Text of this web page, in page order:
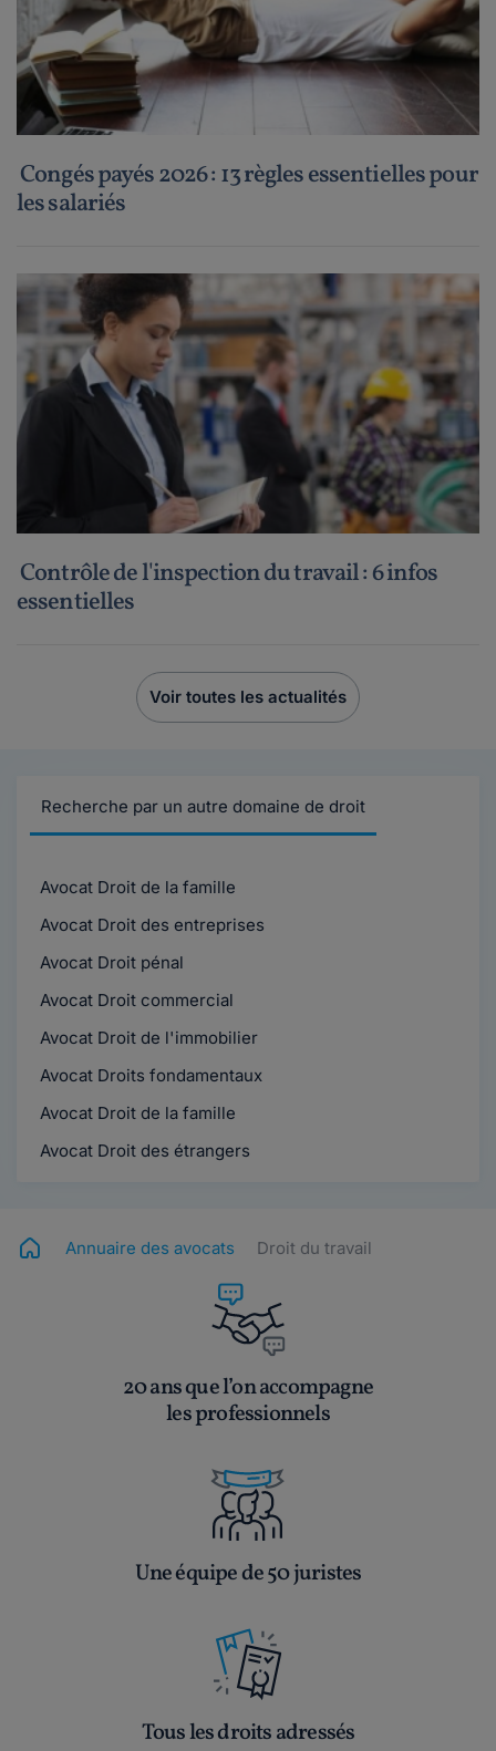
Congés payés 2026 : 13 règles essentielles pour
les salariés
Contrôle de l'inspection du travail : 6 infos
essentielles
Voir toutes les actualités
Recherche par un autre domaine de droit
Avocat Droit de la famille
Avocat Droit des entreprises
Avocat Droit pénal
Avocat Droit commercial
Avocat Droit de l'immobilier
Avocat Droits fondamentaux
Avocat Droit de la famille
Avocat Droit des étrangers
Annuaire des avocats Droit du travail
20 ans que l’on accompagne
les professionnels
Une équipe de 50 juristes
Tous les droits adressés